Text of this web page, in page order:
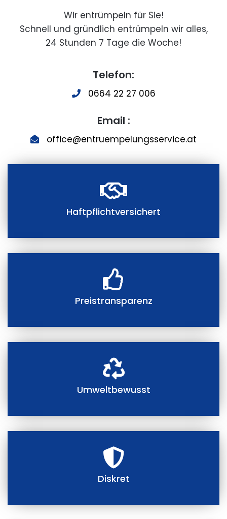
Wir entrümpeln für Sie!
Schnell und gründlich entrümpeln wir alles,
24 Stunden 7 Tage die Woche!
Telefon:
0664 22 27 006
Email :
office@entruempelungsservice.at
Haftpflichtversichert
Preistransparenz
Umweltbewusst
Diskret